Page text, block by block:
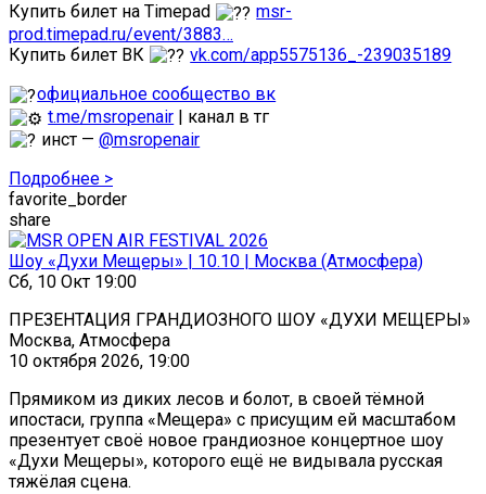
Купить билет на Timepad
msr-
prod.timepad.ru/event/3883…
Купить билет ВК
vk.com/app5575136_-239035189
официальное сообщество вк
t.me/msropenair | канал в тг
инст —@msropenair
Подробнее >
favorite_border
share
Шоу «Духи Мещеры» | 10.10 | Москва (Атмосфера)
Сб, 10 Окт 19:00
ПРЕЗЕНТАЦИЯ ГРАНДИОЗНОГО ШОУ «ДУХИ МЕЩЕРЫ»
Москва, Атмосфера
10 октября 2026, 19:00
Прямиком из диких лесов и болот, в своей тёмной
ипостаси, группа «Мещера» с присущим ей масштабом
презентует своё новое грандиозное концертное шоу
«Духи Мещеры», которого ещё не видывала русская
тяжёлая сцена.